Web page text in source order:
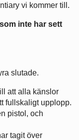
vi kommer till.
inte har sett
slutade.
att alla känslor
fullskaligt upplopp.
pistol, och
tagit över